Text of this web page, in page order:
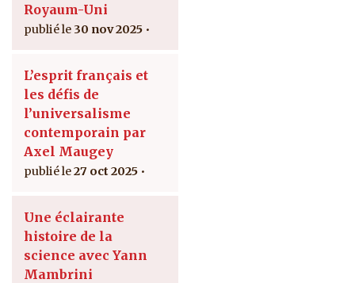
Royaum-Uni
30 nov 2025
L’esprit français et
les défis de
l’universalisme
contemporain par
Axel Maugey
27 oct 2025
Une éclairante
histoire de la
science avec Yann
Mambrini